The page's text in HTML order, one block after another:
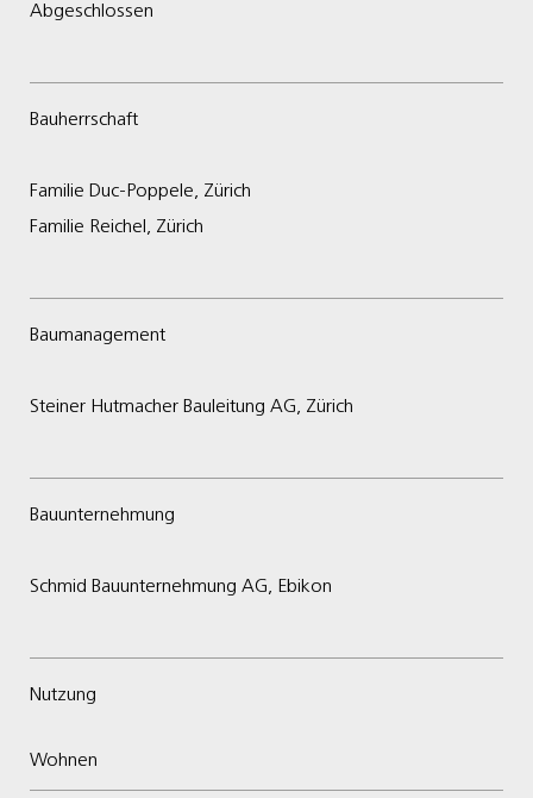
Abgeschlossen
Bauherrschaft
Familie Duc-Poppele, Zürich
Familie Reichel, Zürich
Baumanagement
Steiner Hutmacher Bauleitung AG, Zürich
Bauunternehmung
Schmid Bauunternehmung AG, Ebikon
Nutzung
Wohnen